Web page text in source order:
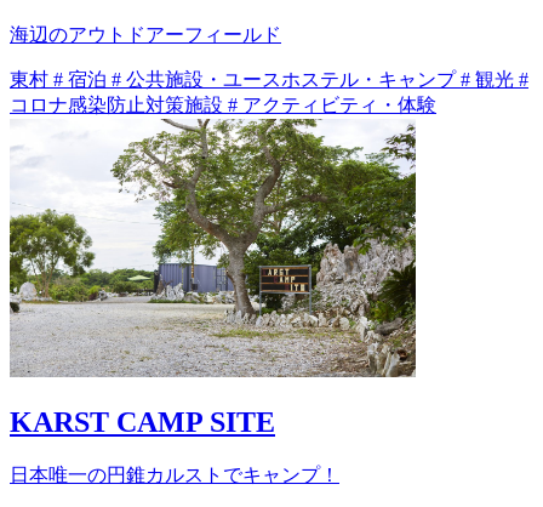
海辺のアウトドアーフィールド
東村 # 宿泊 # 公共施設・ユースホステル・キャンプ# 観光 #
コロナ感染防止対策施設 # アクティビティ・体験
KARST CAMP SITE
日本唯一の円錐カルストでキャンプ！